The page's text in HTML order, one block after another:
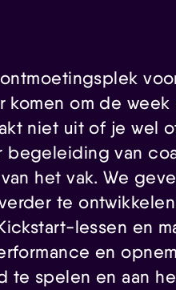
komen om de
niet uit of je wel
begeleiding van
het vak. We
te
lessen en
en
te spelen en aan